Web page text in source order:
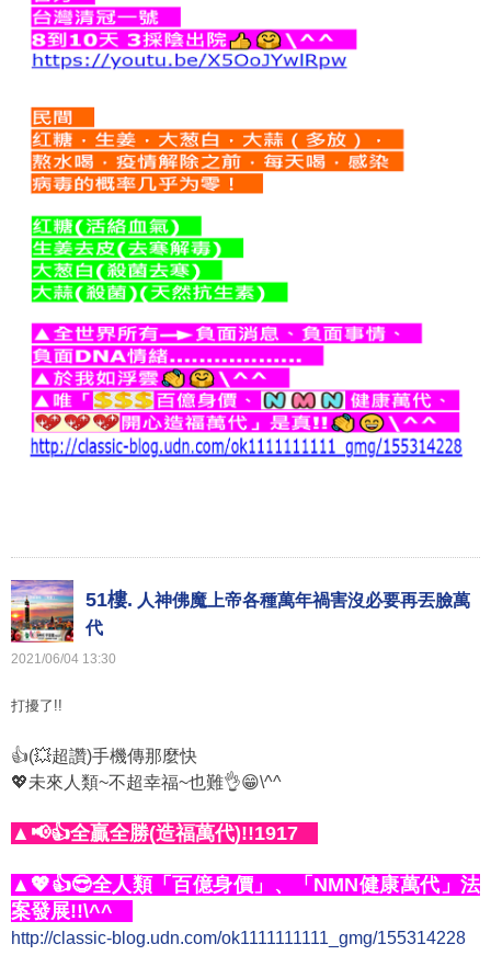
51樓. 人神佛魔上帝各種萬年禍害沒必要再丟臉萬
代
2021 /06/04 13:30
打擾了!!
👍(💥超讚)手機傳那麼快
💖未來人類~不超幸福~也難👌😁\^^
▲📢👍全贏全勝(造福萬代)!!1917
▲💖👍😎全人類「百億身價」、「NMN健康萬代」法
案發展!!\^^
http://classic-blog.udn.com/ok1111111111_gmg/155314228